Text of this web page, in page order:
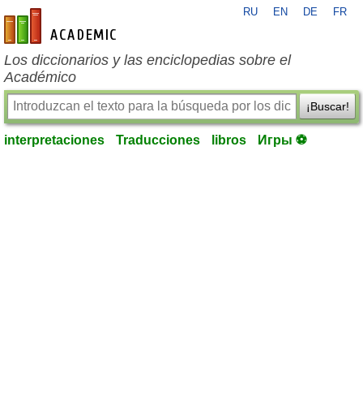
es-academic.com
RU EN DE FR
Los diccionarios y las enciclopedias sobre el
Académico
¡Buscar!
interpretaciones Traducciones libros Игры ⚽